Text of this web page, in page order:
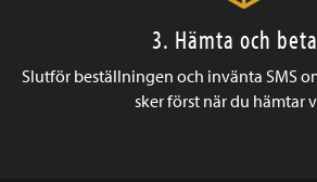
3. Hämta och
Slutför beställningen och invänta SMS
sker först när du hämtar